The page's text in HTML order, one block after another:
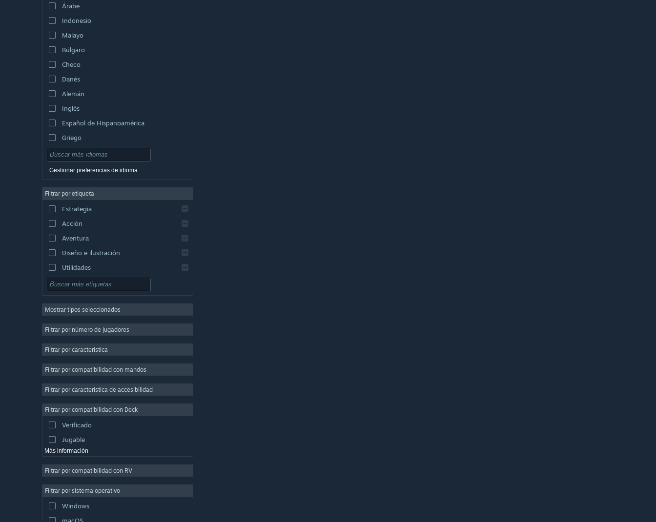
Árabe
Indonesio
Malayo
Búlgaro
Checo
Danés
Alemán
Inglés
Español de Hispanoamérica
Griego
Gestionar preferencias de idioma
Filtrar por etiqueta
Estrategia
Acción
Aventura
Diseño e ilustración
Utilidades
Free to Play
Multijugador masivo
Casuales
Simulación
Producción de vídeo
Edición fotográfica
Mostrar tipos seleccionados
Filtrar por número de jugadores
Filtrar por característica
Filtrar por compatibilidad con mandos
Filtrar por característica de accesibilidad
Filtrar por compatibilidad con Deck
Verificado
Jugable
Más información
Filtrar por compatibilidad con RV
Filtrar por sistema operativo
Windows